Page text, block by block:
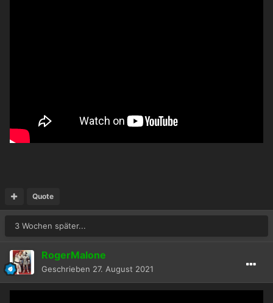
Quote
3 Wochen später...
RogerMalone
Geschrieben 27. August 2021